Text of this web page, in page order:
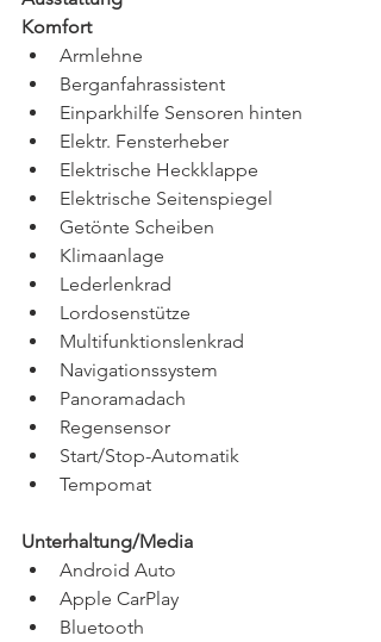
Komfort
Armlehne
Berganfahrassistent
Einparkhilfe Sensoren hinten
Elektr. Fensterheber
Elektrische Heckklappe
Elektrische Seitenspiegel
Getönte Scheiben
Klimaanlage
Lederlenkrad
Lordosenstütze
Multifunktionslenkrad
Navigationssystem
Panoramadach
Regensensor
Start/Stop-Automatik
Tempomat
Unterhaltung/Media
Android Auto
Apple CarPlay
Bluetooth